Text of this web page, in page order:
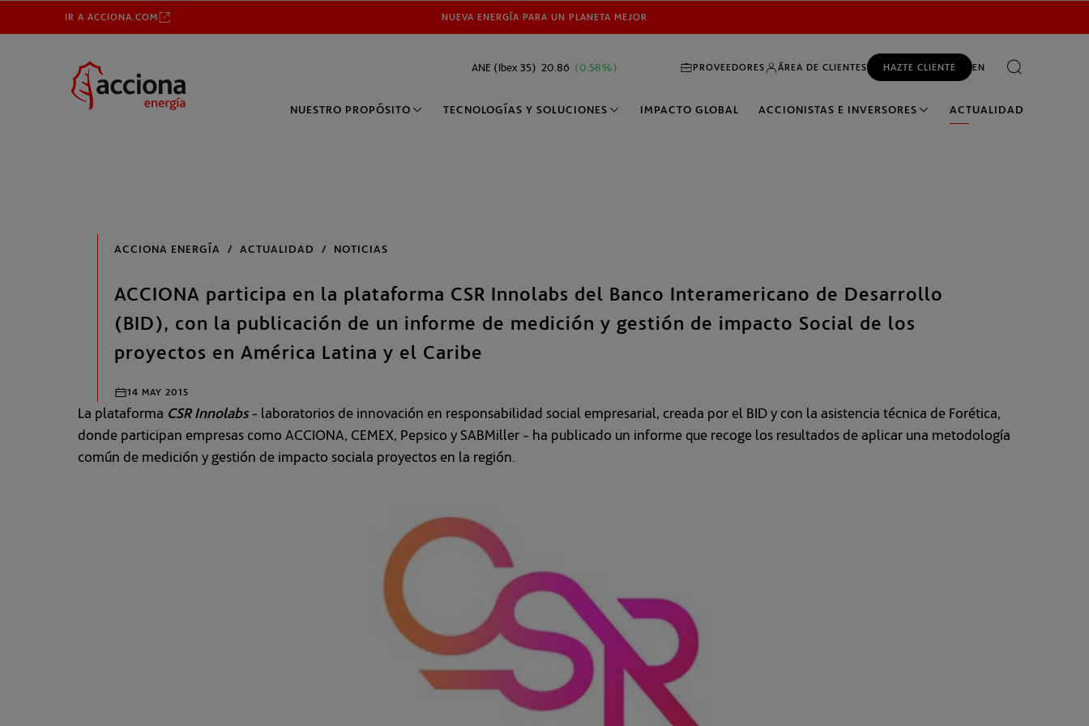
La plataforma CSR Innolabs- laboratorios de innovación en responsabilidad social empresarial, creada por el BID y con la asistencia técnica de Forética,
donde participan empresas como ACCIONA, CEMEX, Pepsico y SABMiller - ha publicado un informe que recoge los resultados de aplicar una metodología
común de medición y gestión de impacto sociala proyectos en la región.